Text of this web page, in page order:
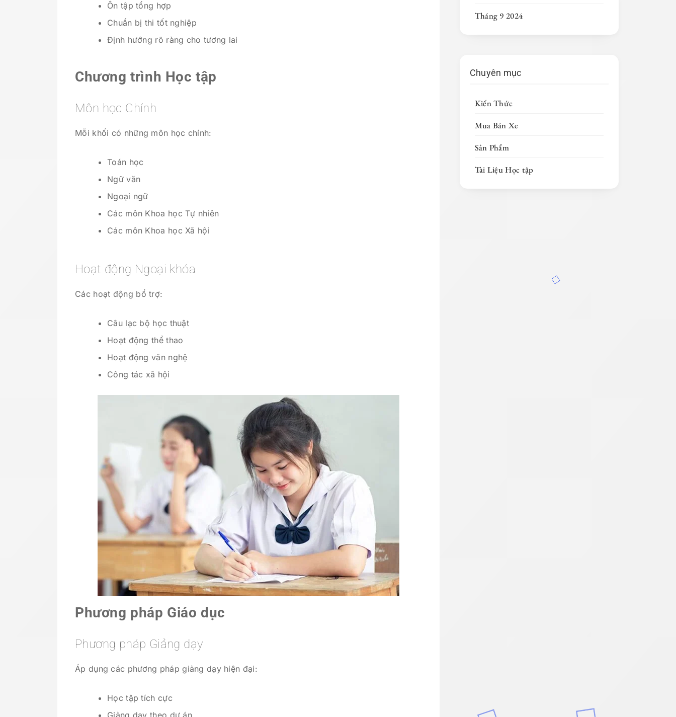
Ôn tập tổng hợp
Chuẩn bị thi tốt nghiệp
Định hướng rõ ràng cho tương lai
Chương trình Học tập
Môn học Chính
Mỗi khối có những môn học chính:
Toán học
Ngữ văn
Ngoại ngữ
Các môn Khoa học Tự nhiên
Các môn Khoa học Xã hội
Hoạt động Ngoại khóa
Các hoạt động bổ trợ:
Câu lạc bộ học thuật
Hoạt động thể thao
Hoạt động văn nghệ
Công tác xã hội
Phương pháp Giáo dục
Phương pháp Giảng dạy
Áp dụng các phương pháp giảng dạy hiện đại:
Học tập tích cực
Tháng 9 2024
Chuyên mục
Kiến Thức
Mua Bán Xe
Sản Phẩm
Tài Liệu Học tập